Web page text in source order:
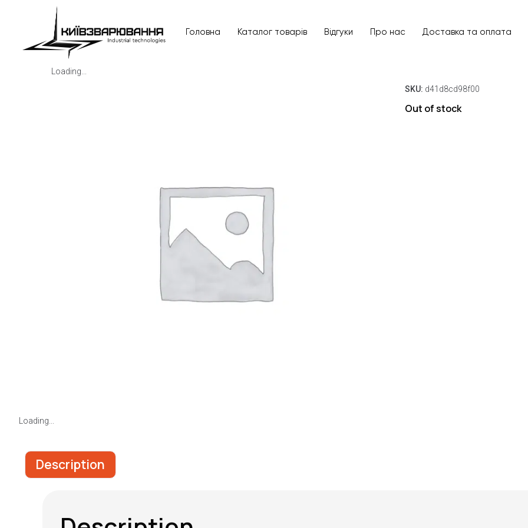
Головна Каталог товарів Відгуки Про нас Доставка та оплата
Loading...
SKU: d41d8cd98f00
Out of stock
Loading...
Description
Головна